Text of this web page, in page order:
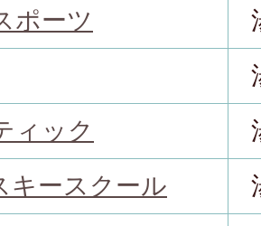
ポーツ
ィック
キースクール